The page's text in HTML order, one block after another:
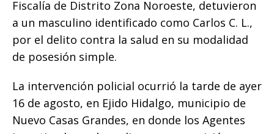
b
o
o
k
r A
p
p
n
g
r
Li
n
ar
ti
Fiscalía de Distrito Zona Noroeste, detuvieron
a un masculino identificado como Carlos C. L.,
por el delito contra la salud en su modalidad
de posesión simple.
La intervención policial ocurrió la tarde de ayer
16 de agosto, en Ejido Hidalgo, municipio de
Nuevo Casas Grandes, en donde los Agentes